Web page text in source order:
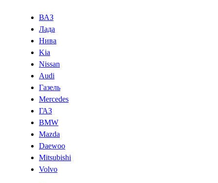
ВАЗ
Лада
Нива
Kia
Nissan
Audi
Газель
Mercedes
ГАЗ
BMW
Mazda
Daewoo
Mitsubishi
Volvo